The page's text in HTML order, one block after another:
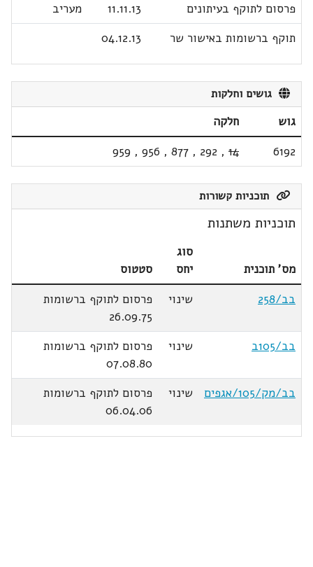
פרסום לתוקף בעיתונים
11.11.13
מעריב
תוקף ברשומות באישור שר
04.12.13
גושים וחלקות
גוש
חלקה
6192
14
,
292
,
877
,
956
,
959
תוכניות קשורות
תוכניות משתנות
מס' תוכנית
סוג
יחס
סטטוס
בב/258
שינוי
פרסום לתוקף ברשומות
26.09.75
בב/105ב
שינוי
פרסום לתוקף ברשומות
07.08.80
בב/מק/105/אגפים
שינוי
פרסום לתוקף ברשומות
06.04.06